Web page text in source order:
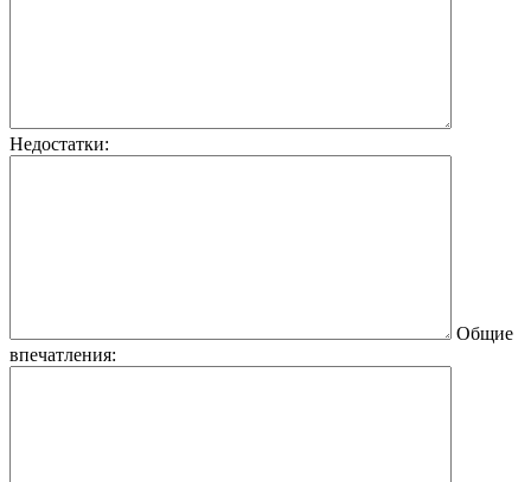
Недостатки:
Общие
впечатления: